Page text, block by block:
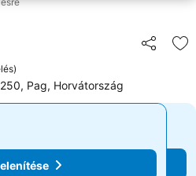
)
Pag, Horvátország